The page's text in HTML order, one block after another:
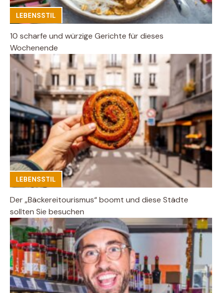
LEBENSSTIL
10 scharfe und würzige Gerichte für dieses
Wochenende
LEBENSSTIL
Der „Bäckereitourismus“ boomt und diese Städte
sollten Sie besuchen